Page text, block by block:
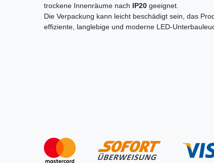
trockene Innenräume nach IP20 geeignet.
Die Verpackung kann leicht beschädigt sein, das
effiziente, langlebige und moderne LED-